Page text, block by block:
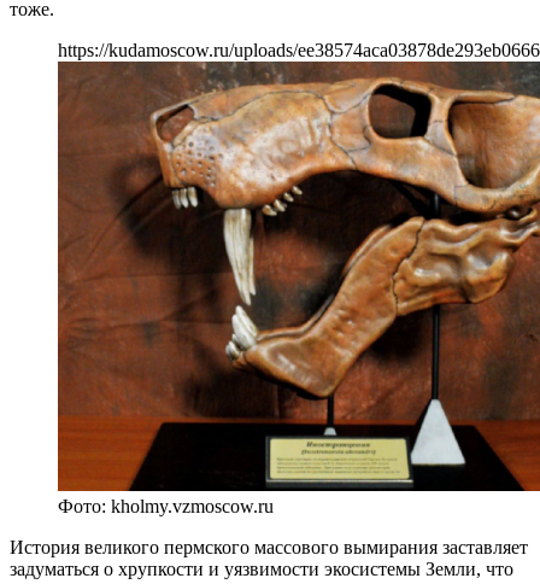
тоже.
https://kudamoscow.ru/uploads/
Фото: kholmy.vzmoscow.ru
История великого пермского массового вымирания заставляет
задуматься о хрупкости и уязвимости экосистемы Земли, что